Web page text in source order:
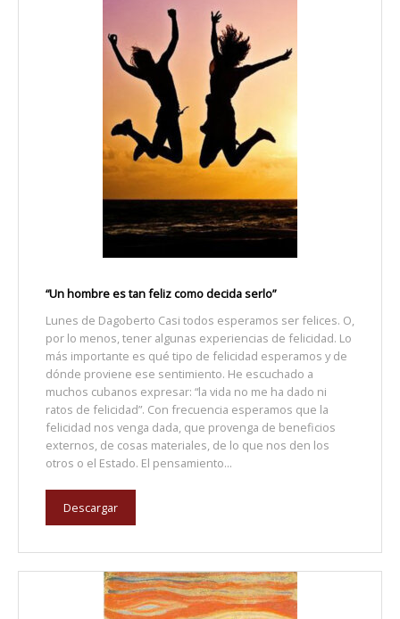
“Un hombre es tan feliz como decida serlo”
Lunes de Dagoberto Casi todos esperamos ser felices. O,
por lo menos, tener algunas experiencias de felicidad. Lo
más importante es qué tipo de felicidad esperamos y de
dónde proviene ese sentimiento. He escuchado a
muchos cubanos expresar: “la vida no me ha dado ni
ratos de felicidad”. Con frecuencia esperamos que la
felicidad nos venga dada, que provenga de beneficios
externos, de cosas materiales, de lo que nos den los
otros o el Estado. El pensamiento...
Descargar